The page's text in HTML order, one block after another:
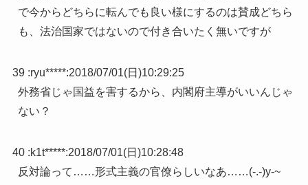
で今からどちらに転んでも良い様にするのは賛成どちら
も、法治国家ではないので付き合いたく無いですが
39 :ryu*****:2018/07/01(日)10:29:25
外務省じゃ国益を害するから、内閣府主導がいいんじゃ
ない？
40 :k1t*****:2018/07/01(日)10:28:48
反対論って……形式主義の官僚らしいなあ……(-.-)y-~